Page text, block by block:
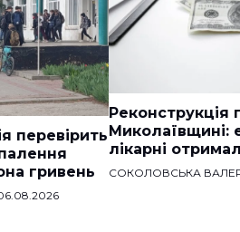
перевірить
гривень
Реконструкція
Миколаївщині:
лікарні
СОКОЛОВСЬКА